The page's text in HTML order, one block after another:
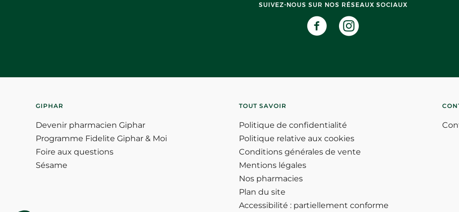
SUIVEZ-NOUS SUR NOS RÉSEAUX SOCIAUX
GIPHAR
Devenir pharmacien Giphar
Programme Fidelite Giphar & Moi
Foire aux questions
Sésame
TOUT SAVOIR
Politique de confidentialité
Politique relative aux cookies
Conditions générales de vente
Mentions légales
Nos pharmacies
Plan du site
Accessibilité : partiellement conforme